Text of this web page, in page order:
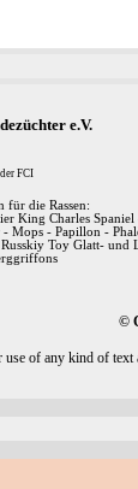
e.V.
FCI
für die Rassen:
King Charles Spaniel
Mops - Papillon -
Toy Glatt- und
©
use of any kind of